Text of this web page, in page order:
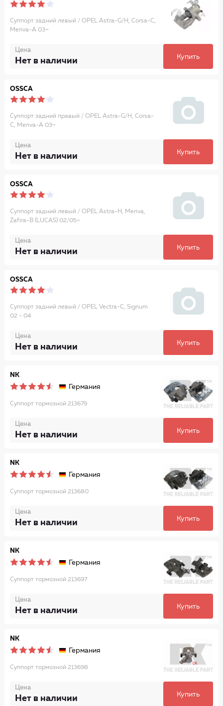
Суппорт задний левый / OPEL Astra-G/H, Corsa-C,
Meriva-A 03~
Цена
Нет в наличии Купить
OSSCA
Суппорт задний правый / OPEL Astra-G/H, Corsa-
C, Meriva-A 03~
Цена
Нет в наличии Купить
OSSCA
Суппорт задний левый / OPEL Astra-H, Meriva,
Zafira-B (LUCAS) 02/05~
Цена
Нет в наличии Купить
OSSCA
Суппорт задний левый / OPEL Vectra-C, Signum
02 - 04
Цена
Нет в наличии Купить
NK
Германия
Суппорт тормозной 213679
Цена
Нет в наличии Купить
NK
Германия
Суппорт тормозной 213680
Цена
Нет в наличии Купить
NK
Германия
Суппорт тормозной 213697
Цена
Нет в наличии Купить
NK
Германия
Суппорт тормозной 213698
Цена
Нет в наличии Купить